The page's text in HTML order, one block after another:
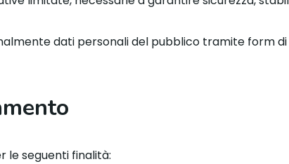
dati personali del pubblico tramite form
le seguenti finalità: